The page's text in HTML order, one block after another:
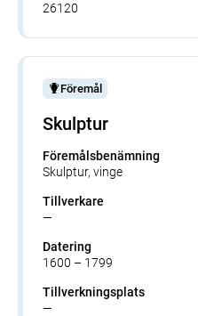
26120
Föremål
Skulptur
Föremålsbenämning
Skulptur, vinge
Tillverkare
—
Datering
1600 – 1799
Tillverkningsplats
—